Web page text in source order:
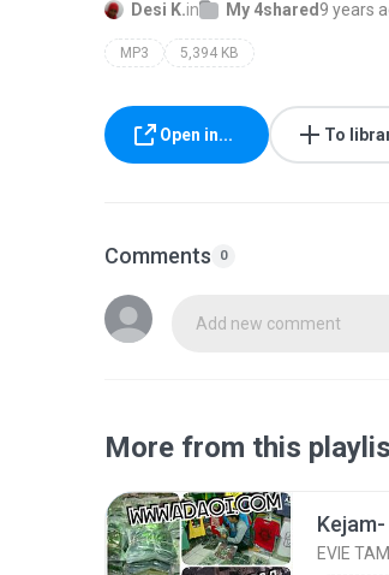
Desi K.in My 4shared 9 years
MP3 5,394 KB
Open in... To
Comments 0
Add new comment
More from this
EVIE